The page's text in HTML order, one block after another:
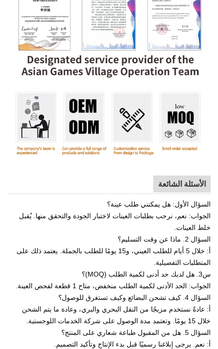
الأسئلة الشائعة
السؤال الأول: هل يمكنني طلب عينة؟
الجواب: نعم، نرحب بطلبات العينات لاختبار الجودة والتحقق منها. يُقبل
خلط العينات.
السؤال 2. ماذا عن وقت التسليم؟
أ: خلال 5 أيام للطلب العيني، و15 يومًا للطلب بالجملة. يعتمد ذلك على
المتطلبات التفصيلية.
س3. هل لديك حد أدنى لكمية الطلب (MOQ)؟
الجواب: الحد الأدنى لكمية الطلب منخفض، متاح 1 قطعة لفحص العينة.
السؤال 4. كيف تشحن البضائع وكيف تستغرق للوصول؟
أ: عادةً نستخدم مزيجًا من النقل البحري والبري، وعادة ما يتم الشحن
خلال 15 يومًا. وتعتمد مدة الوصول على شركة الخدمات اللوجستية.
السؤال 5. هل من المقبول طباعة شعاري على المنتج؟
أ: نعم. يرجى إبلاغنا رسميًا قبل بدء الإنتاج وتأكيد التصميم.